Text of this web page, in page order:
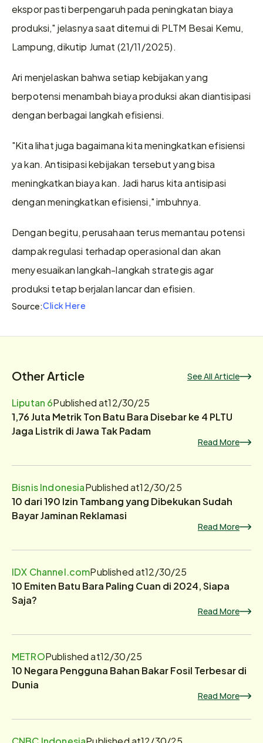
ekspor pasti berpengaruh pada peningkatan biaya
produksi," jelasnya saat ditemui di PLTM Besai Kemu,
Lampung, dikutip Jumat (21/11/2025).
Ari menjelaskan bahwa setiap kebijakan yang
berpotensi menambah biaya produksi akan diantisipasi
dengan berbagai langkah efisiensi.
"Kita lihat juga bagaimana kita meningkatkan efisiensi
ya kan. Antisipasi kebijakan tersebut yang bisa
meningkatkan biaya kan. Jadi harus kita antisipasi
dengan meningkatkan efisiensi," imbuhnya.
Dengan begitu, perusahaan terus memantau potensi
dampak regulasi terhadap operasional dan akan
menyesuaikan langkah-langkah strategis agar
produksi tetap berjalan lancar dan efisien.
Source:Click Here
Other Article See All Article
Liputan 6Published at12/30/25
1,76 Juta Metrik Ton Batu Bara Disebar ke 4 PLTU
Jaga Listrik di Jawa Tak Padam
Read More
Bisnis IndonesiaPublished at12/30/25
10 dari 190 Izin Tambang yang Dibekukan Sudah
Bayar Jaminan Reklamasi
Read More
IDX Channel.comPublished at12/30/25
10 Emiten Batu Bara Paling Cuan di 2024, Siapa
Saja?
Read More
METROPublished at12/30/25
10 Negara Pengguna Bahan Bakar Fosil Terbesar di
Dunia
Read More